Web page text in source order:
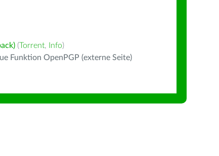
(Torrent, Info)
Funktion OpenPGP (externe Seite)